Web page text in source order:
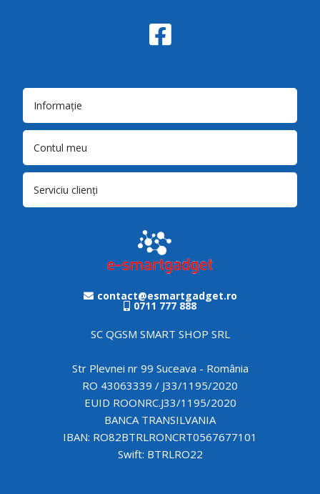
Informație
Contul meu
Serviciu clienți
contact@esmartgadget.ro
0711 777 888
SC QGSM SMART SHOP SRL
Str Plevnei nr 99 Suceava - România
RO 43063339 / J33/1195/2020
EUID ROONRC.J33/1195/2020
BANCA TRANSILVANIA
IBAN: RO82BTRLRONCRT0567677101
Swift: BTRLRO22